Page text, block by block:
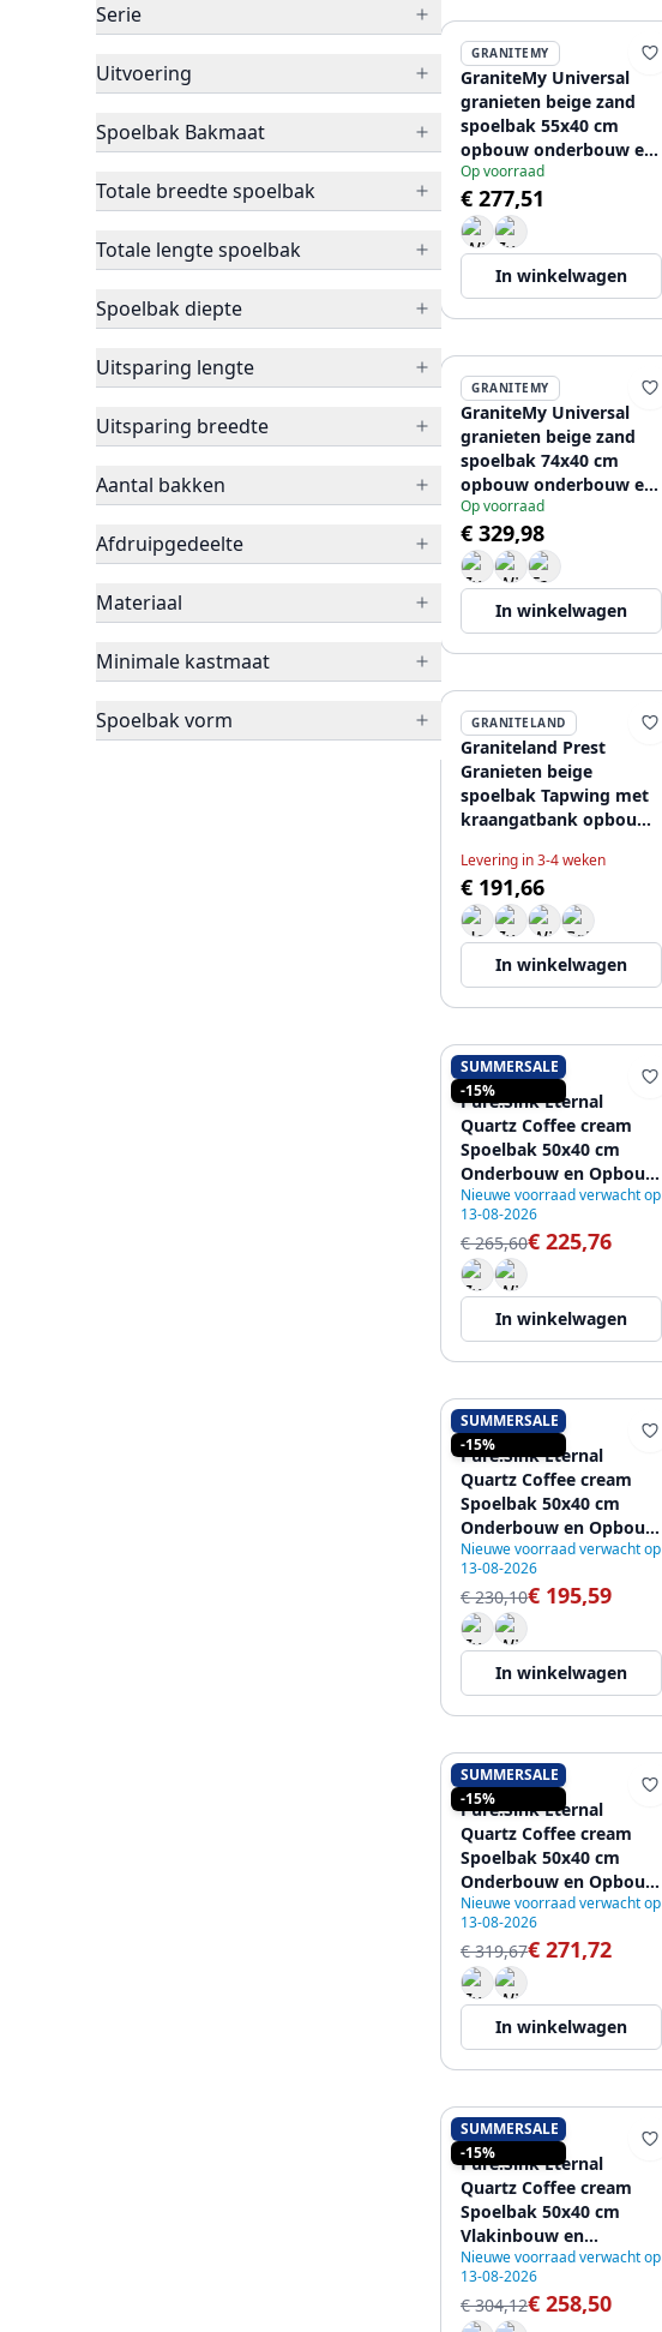
Serie
Uitvoering
Spoelbak Bakmaat
Totale breedte spoelbak
Totale lengte spoelbak
Spoelbak diepte
Uitsparing lengte
Uitsparing breedte
Aantal bakken
Afdruipgedeelte
Materiaal
Minimale kastmaat
Spoelbak vorm
GRANITEMY
GraniteMy Universal
granieten beige zand
spoelbak 55x40 cm
opbouw onderbouw en
vlakinbouw met zwarte
plug 1208968015
Op voorraad
€ 277,51
In winkelwagen
GRANITEMY
GraniteMy Universal
granieten beige zand
spoelbak 74x40 cm
opbouw onderbouw en
vlakinbouw met
koperen plug
1208968019
Op voorraad
€ 329,98
In winkelwagen
GRANITELAND
Graniteland Prest
Granieten beige
spoelbak Tapwing met
kraangatbank opbouw
Plug 1208971422
Levering in 3-4 weken
€ 191,66
In winkelwagen
SUMMERSALE
-15%
PURE.SINK
Pure.Sink Eternal
Quartz Coffee cream
Spoelbak 50x40 cm
Onderbouw en Opbouw
met Koperen plug
Nieuwe voorraad verwacht op
13-08-2026
€ 265,60€ 225,76
In winkelwagen
SUMMERSALE
-15%
PURE.SINK
Pure.Sink Eternal
Quartz Coffee cream
Spoelbak 50x40 cm
Onderbouw en Opbouw
met Zwarte plug
Nieuwe voorraad verwacht op
13-08-2026
€ 230,10€ 195,59
In winkelwagen
SUMMERSALE
-15%
PURE.SINK
Pure.Sink Eternal
Quartz Coffee cream
Spoelbak 50x40 cm
Onderbouw en Opbouw
met Automatische Gun
metal plug
Nieuwe voorraad verwacht op
13-08-2026
€ 319,67€ 271,72
In winkelwagen
SUMMERSALE
-15%
PURE.SINK
Pure.Sink Eternal
Quartz Coffee cream
Spoelbak 50x40 cm
Vlakinbouw en
Onderbouw met
Gouden plug
Nieuwe voorraad verwacht op
13-08-2026
€ 304,12€ 258,50